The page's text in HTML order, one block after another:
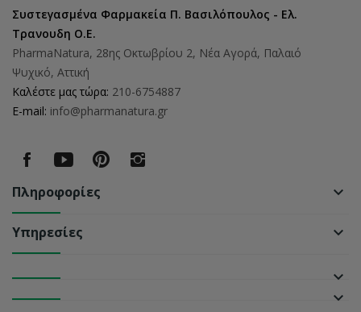
Συστεγασμένα Φαρμακεία Π. Βασιλόπουλος - Ελ.
Τρανουδη Ο.Ε.
PharmaNatura, 28ης Οκτωβρίου 2, Νέα Αγορά, Παλαιό
Ψυχικό, Αττική
Καλέστε μας τώρα: 210-6754887
E-mail: info@pharmanatura.gr
Πληροφορίες keyboard_arrow_down
Υπηρεσίες keyboard_arrow_down
keyboard_arrow_down
keyboard_arrow_down